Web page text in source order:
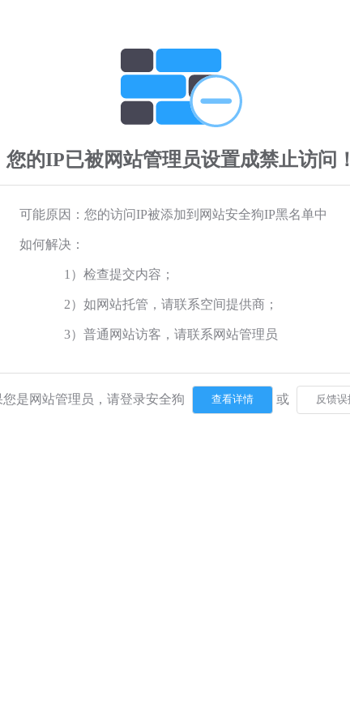
您的IP已被网站管理员设置成禁止访问！
可能原因：您的访问IP被添加到网站安全狗IP黑名单中
如何解决：
1）检查提交内容；
2）如网站托管，请联系空间提供商；
3）普通网站访客，请联系网站管理员
您是网站管理员，请登录安全狗 或